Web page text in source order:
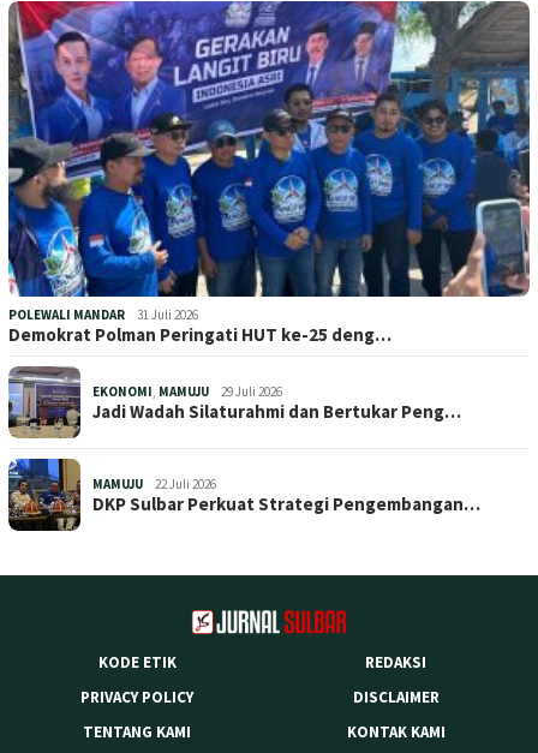
POLEWALI MANDAR 31 Juli 2026
Demokrat Polman Peringati HUT ke-25 deng…
EKONOMI MAMUJU 29 Juli 2026
Jadi Wadah Silaturahmi dan Bertukar Peng…
MAMUJU 22 Juli 2026
DKP Sulbar Perkuat Strategi Pengembangan…
KODE ETIK
REDAKSI
PRIVACY POLICY
DISCLAIMER
TENTANG KAMI
KONTAK KAMI